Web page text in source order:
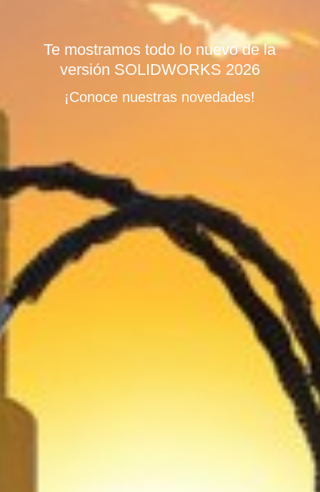
Te mostramos todo lo nuevo de la
versión SOLIDWORKS 2026
¡Conoce nuestras novedades!